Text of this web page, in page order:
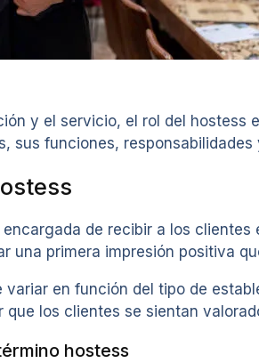
y el servicio, el rol del
sus funciones,
de recibir a los
una primera impresión positiva
variar en función del tipo de
que los clientes se sientan
hostess